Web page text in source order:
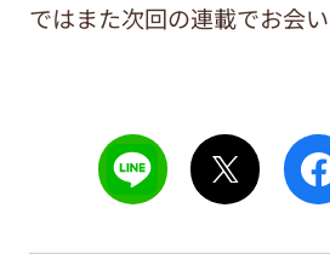
ではまた次回の連載でお会